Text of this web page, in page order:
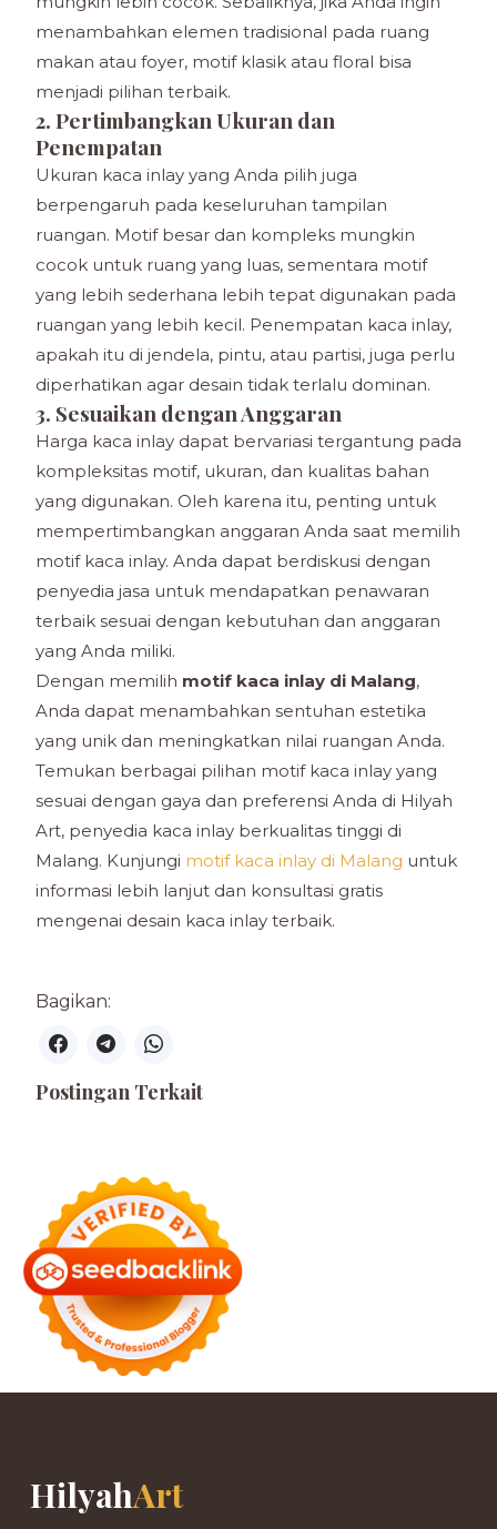
menambahkan elemen tradisional pada ruang
makan atau foyer, motif klasik atau floral bisa
menjadi pilihan terbaik.
2. Pertimbangkan Ukuran dan
Penempatan
Ukuran kaca inlay yang Anda pilih juga
berpengaruh pada keseluruhan tampilan
ruangan. Motif besar dan kompleks mungkin
cocok untuk ruang yang luas, sementara motif
yang lebih sederhana lebih tepat digunakan pada
ruangan yang lebih kecil. Penempatan kaca inlay,
apakah itu di jendela, pintu, atau partisi, juga perlu
diperhatikan agar desain tidak terlalu dominan.
3. Sesuaikan dengan Anggaran
Harga kaca inlay dapat bervariasi tergantung pada
kompleksitas motif, ukuran, dan kualitas bahan
yang digunakan. Oleh karena itu, penting untuk
mempertimbangkan anggaran Anda saat memilih
motif kaca inlay. Anda dapat berdiskusi dengan
penyedia jasa untuk mendapatkan penawaran
terbaik sesuai dengan kebutuhan dan anggaran
yang Anda miliki.
Dengan memilih motif kaca inlay di Malang,
Anda dapat menambahkan sentuhan estetika
yang unik dan meningkatkan nilai ruangan Anda.
Temukan berbagai pilihan motif kaca inlay yang
sesuai dengan gaya dan preferensi Anda di Hilyah
Art, penyedia kaca inlay berkualitas tinggi di
Malang. Kunjungi motif kaca inlay di Malang untuk
informasi lebih lanjut dan konsultasi gratis
mengenai desain kaca inlay terbaik.
Bagikan:
Postingan Terkait
HilyahArt